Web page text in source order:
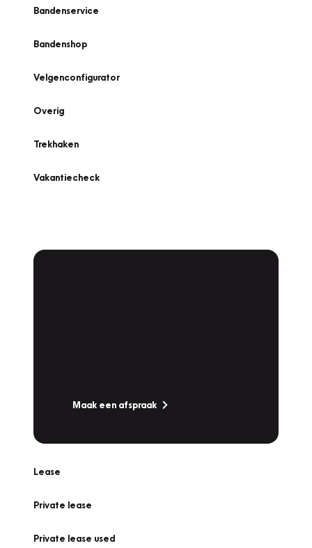
Bandenservice
Bandenshop
Velgenconfigurator
Overig
Trekhaken
Vakantiecheck
Maak een afspraak
Lease
Private lease
Private lease used